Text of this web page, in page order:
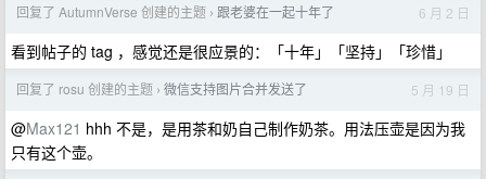
回复了 AutumnVerse 创建的主题 › 跟老婆在一起十年了 6 月 2 日
看到帖子的 tag ，感觉还是很应景的：「十年」「坚持」「珍惜」
回复了 rosu 创建的主题 › 微信支持图片合并发送了 5 月 19 日
@Max121 hhh 不是，是用茶和奶自己制作奶茶。用法压壶是因为我
只有这个壶。